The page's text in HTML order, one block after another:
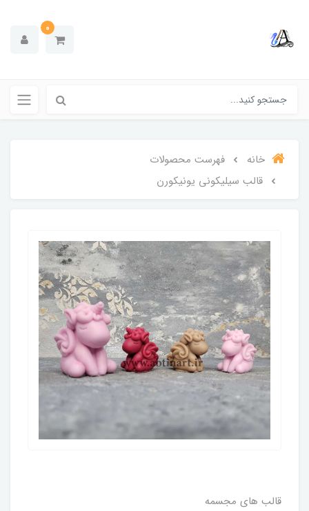
0
خانه
فهرست محصولات
قالب سیلیکونی یونیکورن
قالب های مجسمه